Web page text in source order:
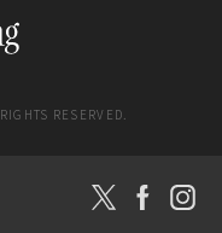
RESERVED.